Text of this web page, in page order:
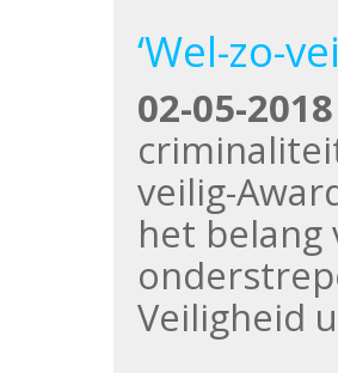
‘Wel-zo-
02-05-2018
veilig-
het
Veiligheid